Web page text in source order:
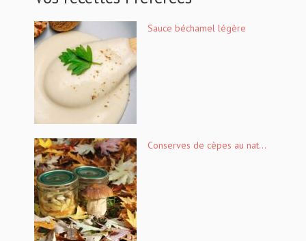
Sauce béchamel légère
Conserves de cèpes au nat...